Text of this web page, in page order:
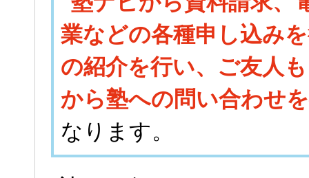
業などの各種申し込み
の紹介を行い、ご友人
から塾への問い合わせ
なります。